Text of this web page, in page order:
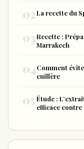
La recette du
Recette :
Marrakech
Comment
cuillère
Étude :
efficace contre